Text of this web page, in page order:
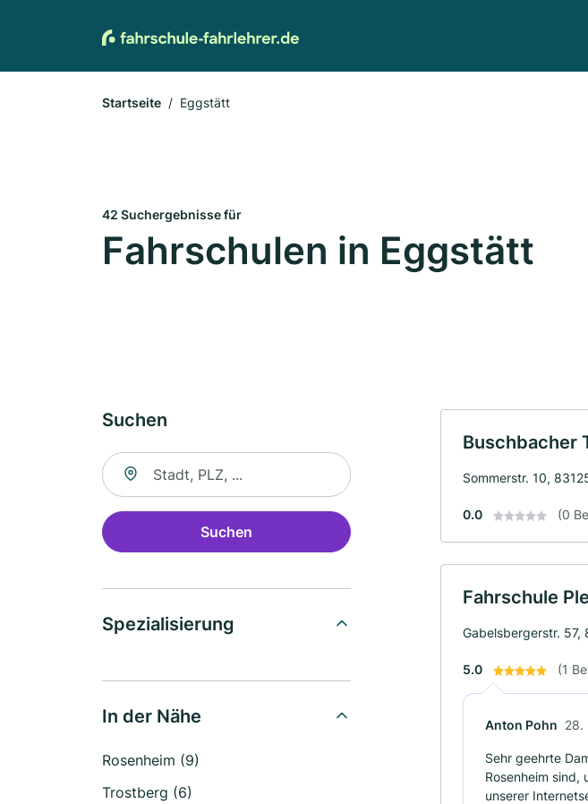
Startseite Eggstätt
42 Suchergebnisse für
Fahrschulen in Eggstätt
Suchen
Suche nach Ort
Suchen
Spezialisierung
In der Nähe
Rosenheim (9)
Trostberg (6)
Buschbacher
Sommerstr. 10,
0.0 (0
Fahrschule
Gabelsbergerstr. 57,
5.0 (1
Anton Pohn 28.
Sehr geehrte
Rosenheim sind,
unserer